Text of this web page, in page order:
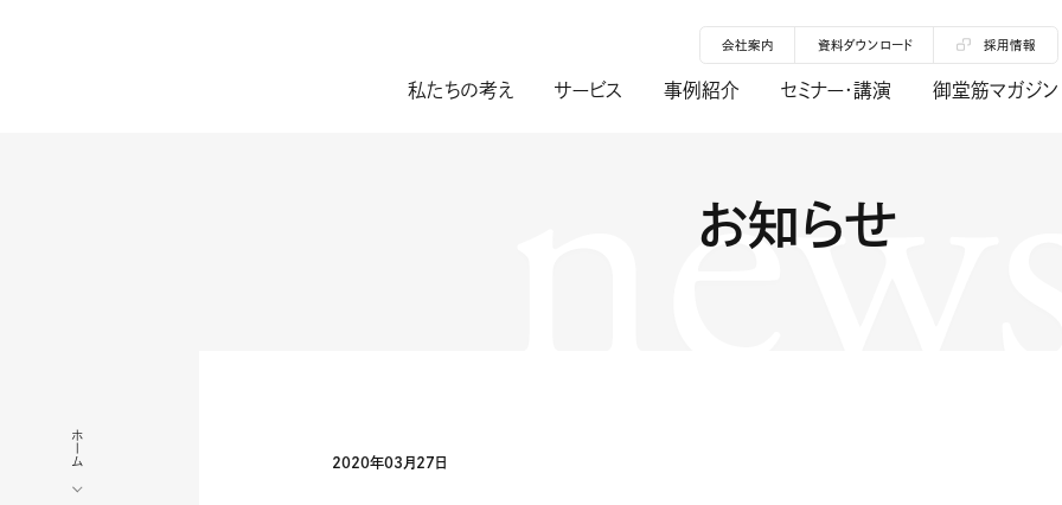
会社案内 資料ダウンロード 採用情報
私たちの考え サービス 事例紹介 セミナー・講演 御堂筋マガジン
ホーム
お知らせ
news
2020年03月27日